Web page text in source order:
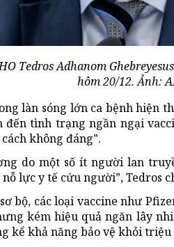
Tedros Adhanom
hôm 20/12. Ảnh:
làn sóng lớn ca bệnh hiện
đến tình trạng ngần ngại
không đáng”.
do một số ít người lan
lực y tế cứu người”, Tedros
bộ, các loại vaccine như
kém hiệu quả ngăn lây
kể khả năng bảo vệ khỏi